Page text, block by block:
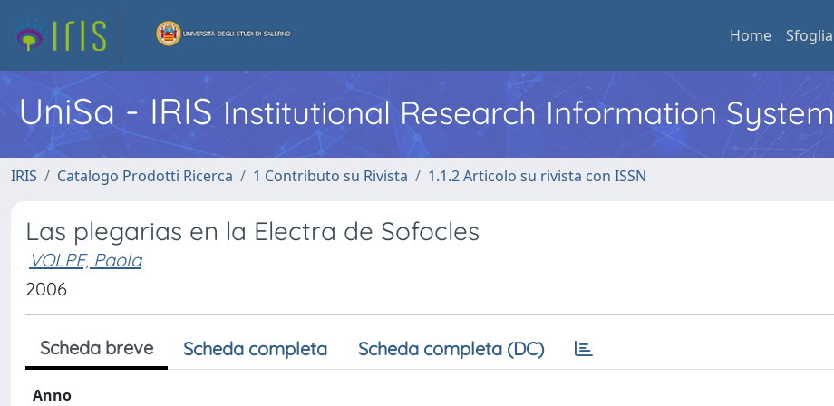
Home Sfoglia
UniSa - IRIS Institutional Research Information System
IRIS Catalogo Prodotti Ricerca 1 Contributo su Rivista 1.1.2 Articolo su rivista con ISSN
Las plegarias en la Electra de Sofocles
VOLPE, Paola
2006
Scheda breve Scheda completa Scheda completa (DC)
Anno